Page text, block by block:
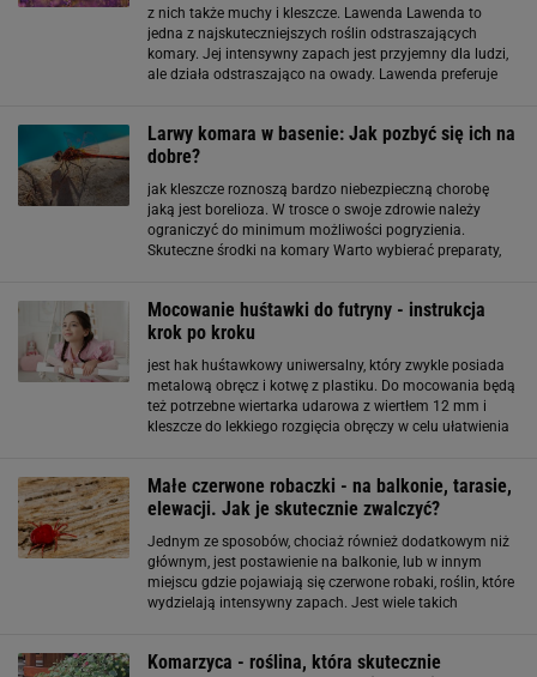
z nich także muchy i kleszcze. Lawenda Lawenda to
jedna z najskuteczniejszych roślin odstraszających
komary. Jej intensywny zapach jest przyjemny dla ludzi,
ale działa odstraszająco na owady. Lawenda preferuje
Larwy komara w basenie: Jak pozbyć się ich na
dobre?
jak kleszcze roznoszą bardzo niebezpieczną chorobę
jaką jest borelioza. W trosce o swoje zdrowie należy
ograniczyć do minimum możliwości pogryzienia.
Skuteczne środki na komary Warto wybierać preparaty,
Mocowanie huśtawki do futryny - instrukcja
krok po kroku
jest hak huśtawkowy uniwersalny, który zwykle posiada
metalową obręcz i kotwę z plastiku. Do mocowania będą
też potrzebne wiertarka udarowa z wiertłem 12 mm i
kleszcze do lekkiego rozgięcia obręczy w celu ułatwienia
Małe czerwone robaczki - na balkonie, tarasie,
elewacji. Jak je skutecznie zwalczyć?
Jednym ze sposobów, chociaż również dodatkowym niż
głównym, jest postawienie na balkonie, lub w innym
miejscu gdzie pojawiają się czerwone robaki, roślin, które
wydzielają intensywny zapach. Jest wiele takich
lawenda
Komarzyca - roślina, która skutecznie